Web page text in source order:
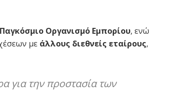
Παγκόσμιο Οργανισμό Εμπορίου, ενώ
με άλλους διεθνείς εταίρους,
για την προστασία των